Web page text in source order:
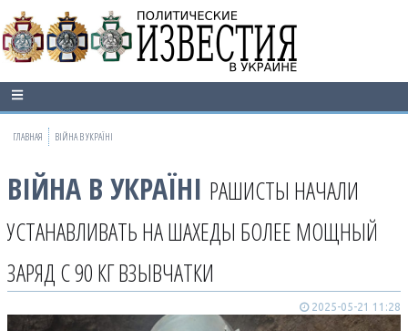
ГЛАВНАЯ ВІЙНА В УКРАЇНІ
ВІЙНА В УКРАЇНІ РАШИСТЫ НАЧАЛИ
УСТАНАВЛИВАТЬ НА ШАХЕДЫ БОЛЕЕ МОЩНЫЙ
ЗАРЯД С 90 КГ ВЗЫВЧАТКИ
2025-05-21 11:28